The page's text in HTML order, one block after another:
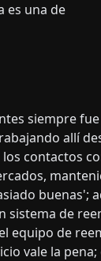
es una de
siempre
allí
contactos
buenas';
sistema de
equipo de
vale la